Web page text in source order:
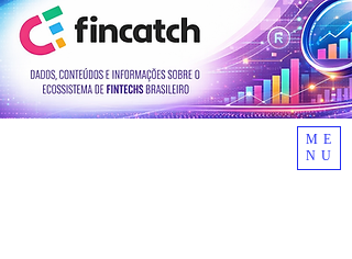
ME
NU